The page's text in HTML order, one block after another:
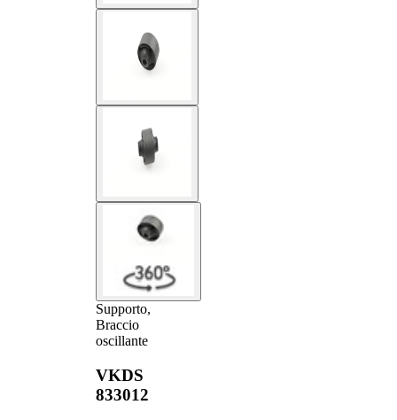
Supporto,
Braccio
oscillante
VKDS
833012